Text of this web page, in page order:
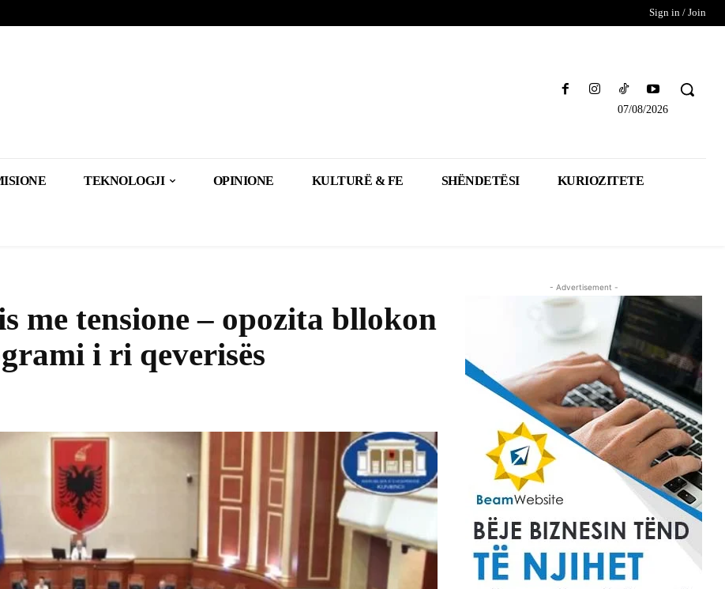
Sign in / Join
07/08/2026
TEKNOLOGJI OPINIONE KULTURË & FE SHËNDETËSI KURIOZITETE
me tensione – opozita bllokon
i ri qeverisës
- Advertisement -